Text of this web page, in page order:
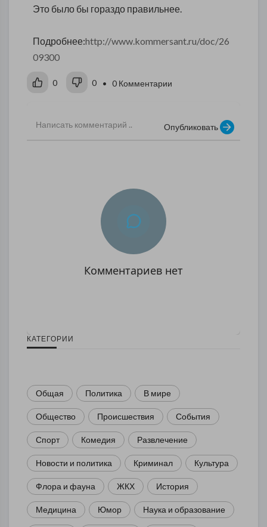
Это было бы гораздо правильнее.
Подробнее:http://www.kommersant.ru/doc/26
09300
0 0 • 0 Комментарии
Опубликовать
Комментариев нет
КАТЕГОРИИ
Общая Политика В мире
Общество Происшествия События
Спорт Комедия Развлечение
Новости и политика Криминал Культура
Флора и фауна ЖКХ История
Медицина Юмор Наука и образование